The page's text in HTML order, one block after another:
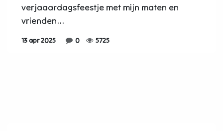
verjaaardagsfeestje met mijn maten en
vrienden...
13 apr 2025 0 5725